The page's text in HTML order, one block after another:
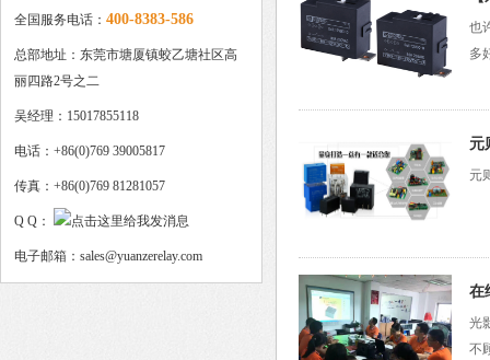
全国服务电话： 400-8383-586
总部地址：东莞市塘厦镇蛟乙塘社区高
丽四路2号之二
吴经理：15017855118
电话：+86(0)769 39005817
传真：+86(0)769 81281057
Q Q：
电子邮箱：sales@yuanzerelay.com
也
多
元
元
在
继
光
不